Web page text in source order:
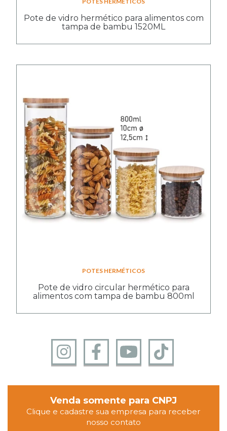
Pote de vidro hermético para alimentos com
tampa de bambu 1520ML
POTES HERMÉTICOS
Pote de vidro circular hermético para
alimentos com tampa de bambu 800ml
Venda somente para CNPJ
Clique e cadastre sua empresa para receber
nosso contato